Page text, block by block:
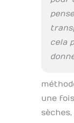
cela
une